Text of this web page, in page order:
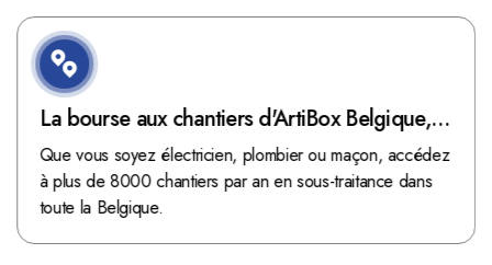
La bourse aux chantiers d'ArtiBox Belgique,
véritable mine d'or !
Que vous soyez électricien, plombier ou maçon, accédez
à plus de 8000 chantiers par an en sous-traitance dans
toute la Belgique.